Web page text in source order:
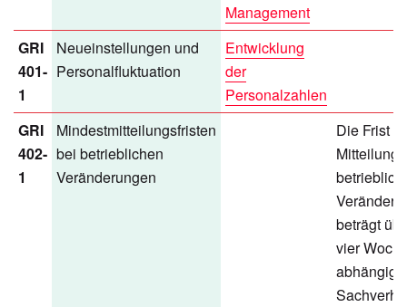
Management
GRI
401-
1
Neueinstellungen und
Personalfluktuation
Entwicklung
der
Personalzahlen
GRI
402-
1
Mindestmitteilungsfristen
bei betrieblichen
Veränderungen
Die Frist
Mitteilung
beträgt
vier
abhängig